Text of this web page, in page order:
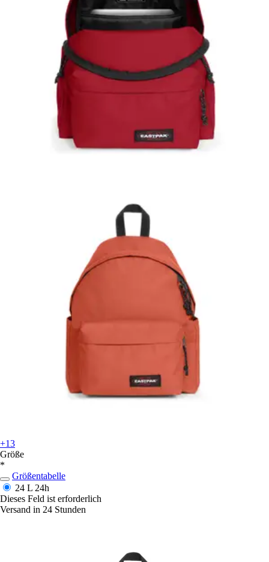
+13
Größe
*
Größentabelle
24 L 24h
Dieses Feld ist erforderlich
Versand in 24 Stunden